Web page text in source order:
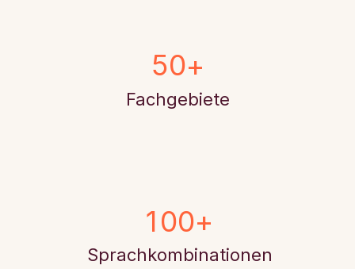
50+
Fachgebiete
100+
Sprachkombinationen